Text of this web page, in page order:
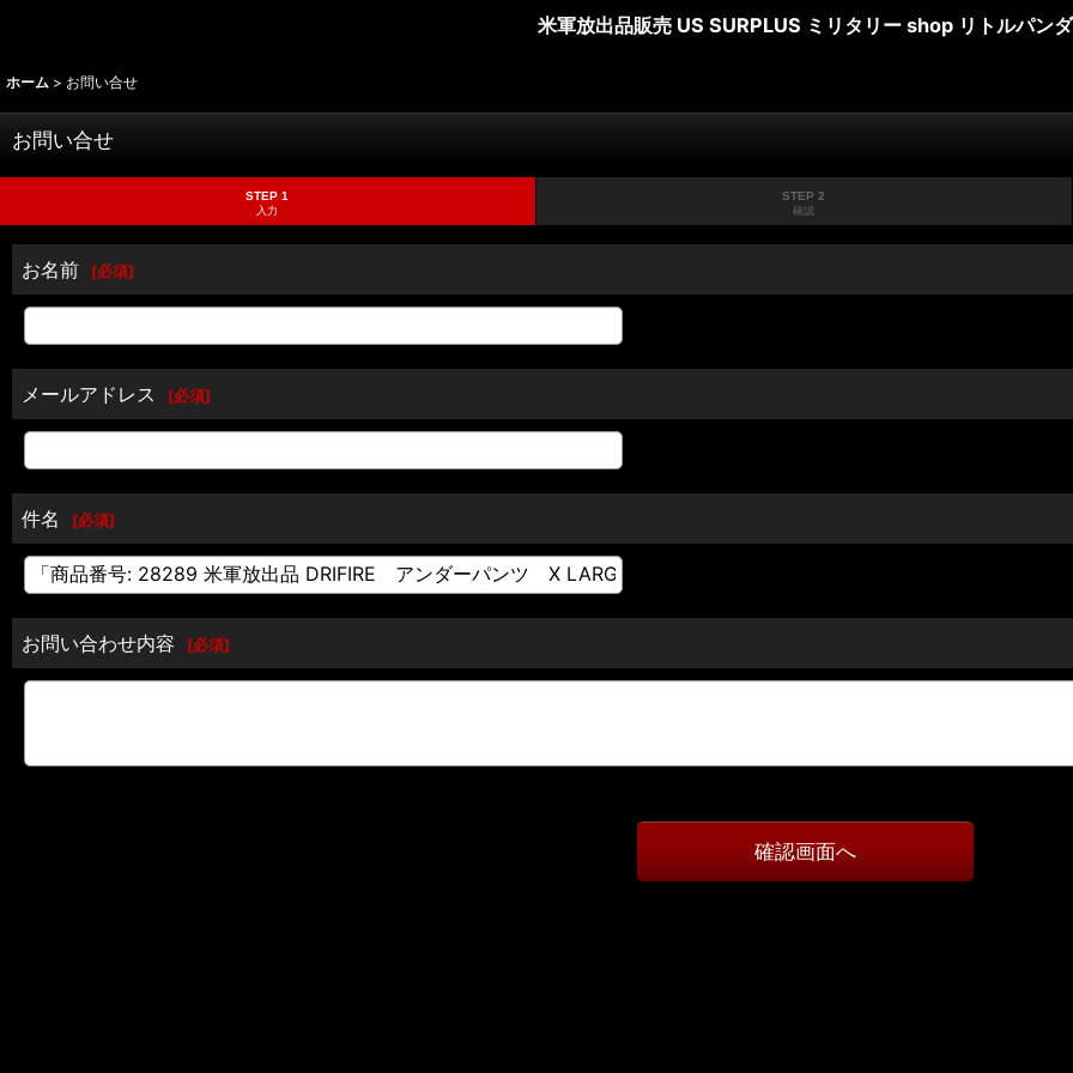
米軍放出品販売 US SURPLUS ミリタリー shop リトルパンダ
ホーム > お問い合せ
お問い合せ
STEP 1
入力
STEP 2
確認
お名前 [必須]
メールアドレス [必須]
件名 [必須]
お問い合わせ内容 [必須]
確認画面へ